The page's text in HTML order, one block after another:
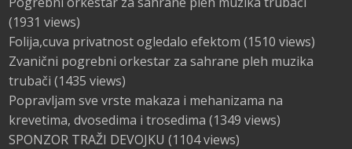
(1931 views)
Folija,cuva privatnost ogledalo efektom (1510 views)
Zvanični pogrebni orkestar za sahrane pleh muzika
trubači (1435 views)
Popravljam sve vrste makaza i mehanizama na
krevetima, dvosedima i trosedima (1349 views)
SPONZOR TRAŽI DEVOJKU (1104 views)